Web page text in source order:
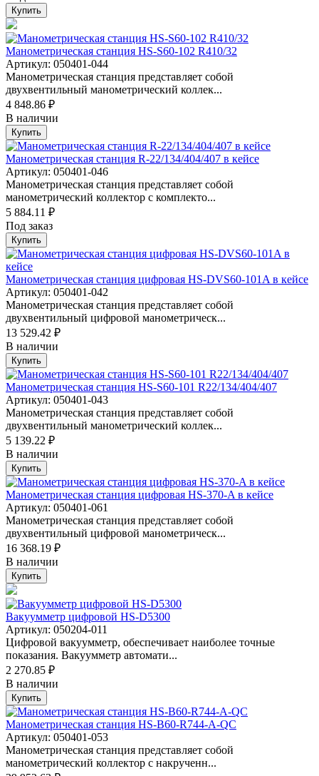
Купить
Манометрическая станция HS-S60-102 R410/32
Артикул: 050401-044
Манометрическая станция представляет собой
двухвентильный манометрический коллек...
4 848.86 ₽
В наличии
Купить
Манометрическая станция R-22/134/404/407 в кейсе
Артикул: 050401-046
Манометрическая станция представляет собой
манометрический коллектор с комплекто...
5 884.11 ₽
Под заказ
Купить
Манометрическая станция цифровая HS-DVS60-101A в кейсе
Артикул: 050401-042
Манометрическая станция представляет собой
двухвентильный цифровой манометрическ...
13 529.42 ₽
В наличии
Купить
Манометрическая станция HS-S60-101 R22/134/404/407
Артикул: 050401-043
Манометрическая станция представляет собой
двухвентильный манометрический коллек...
5 139.22 ₽
В наличии
Купить
Манометрическая станция цифровая HS-370-A в кейсе
Артикул: 050401-061
Манометрическая станция представляет собой
двухвентильный цифровой манометрическ...
16 368.19 ₽
В наличии
Купить
Вакуумметр цифровой HS-D5300
Артикул: 050204-011
Цифровой вакуумметр, обеспечивает наиболее точные
показания. Вакуумметр автомати...
2 270.85 ₽
В наличии
Купить
Манометрическая станция HS-B60-R744-A-QC
Артикул: 050401-053
Манометрическая станция представляет собой
манометрический коллектор с накрученн...